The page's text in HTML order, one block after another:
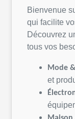
Bienvenue
qui facilite
Découvrez
tous vos
Mode &
et